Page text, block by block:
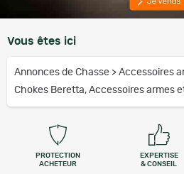
Vous êtes ici
Annonces de Chasse > Accessoires
Chokes Beretta, Accessoires armes
PROTECTION
ACHETEUR
EXPERTISE
& CONSEIL